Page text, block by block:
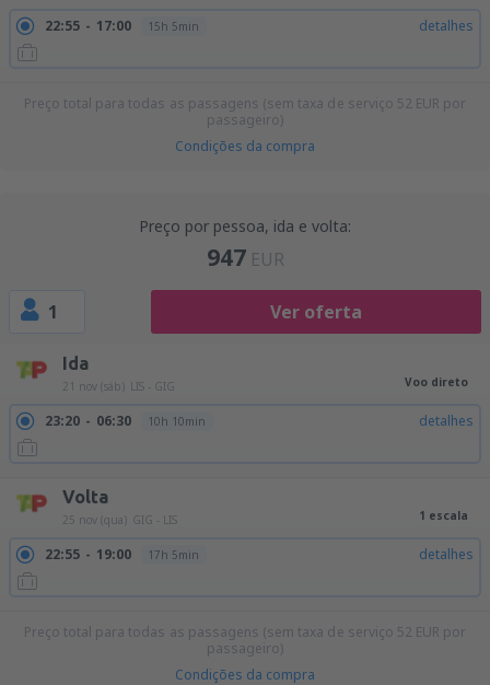
22:55 17:00 15h 5min detalhes
Preço total para todas as passagens (sem taxa de serviço 52 EUR por
passageiro)
Condições da compra
Preço por pessoa, ida e volta:
947 EUR
1 Ver oferta
Ida
21 nov (sáb) LIS - GIG Voo direto
23:20 06:30 10h 10min detalhes
Volta
25 nov (qua) GIG - LIS 1 escala
22:55 19:00 17h 5min detalhes
Preço total para todas as passagens (sem taxa de serviço 52 EUR por
passageiro)
Condições da compra